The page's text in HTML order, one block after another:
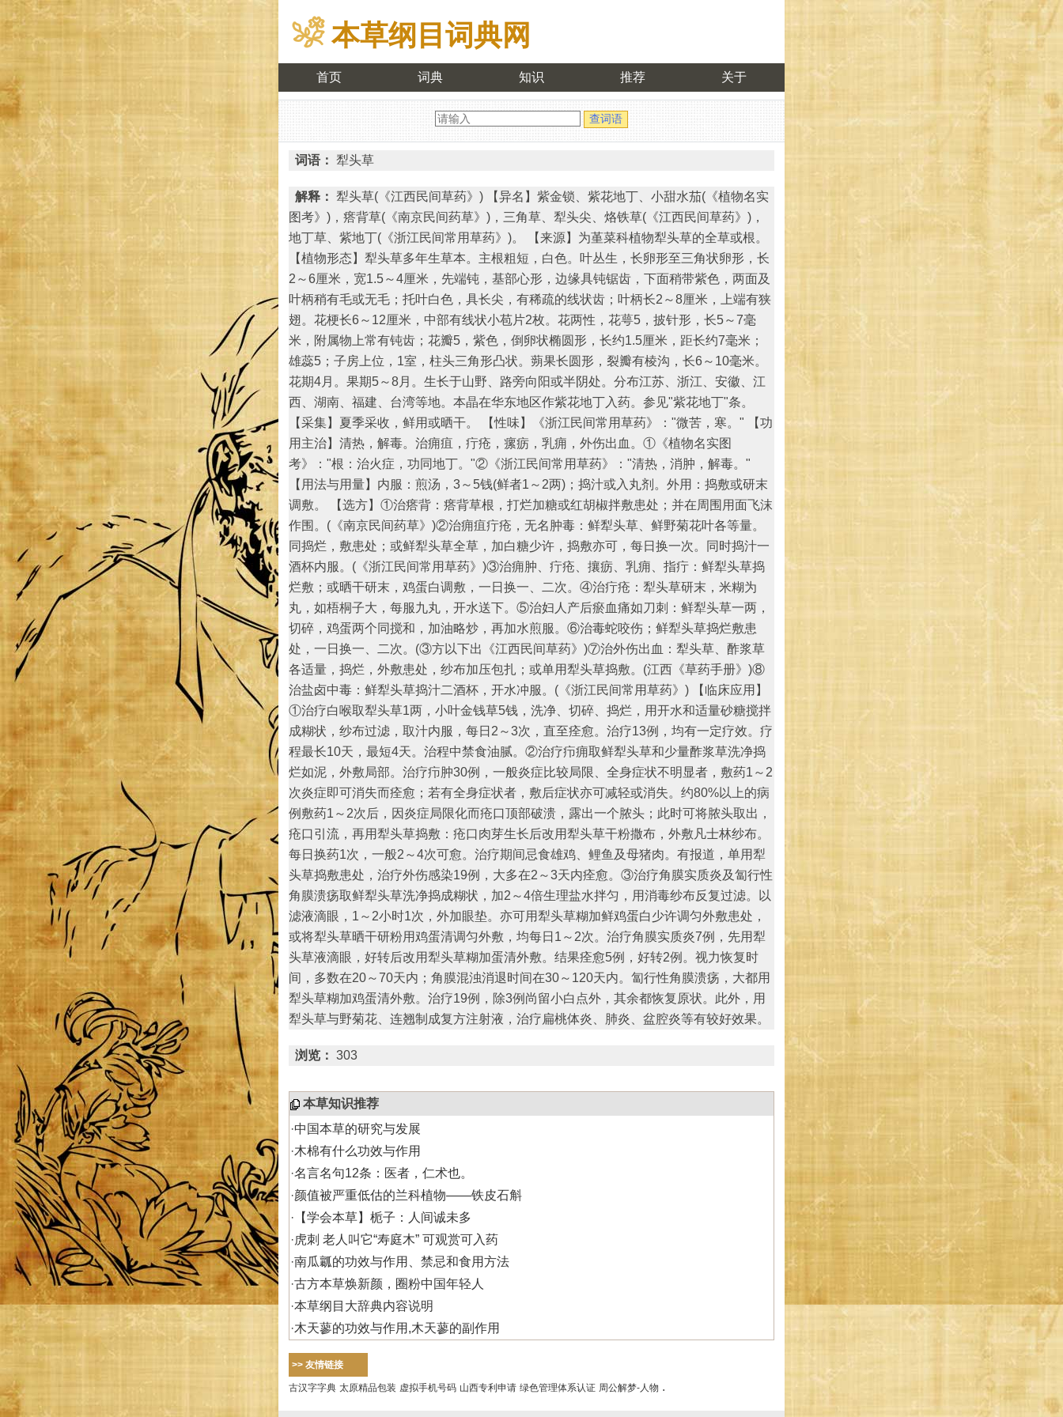
本草纲目词典网
首页 词典 知识 推荐 关于
词语： 犁头草
解释： 犁头草(《江西民间草药》) 【异名】紫金锁、紫花地丁、小甜水茄(《植物名实
图考》)，瘩背草(《南京民间药草》)，三角草、犁头尖、烙铁草(《江西民间草药》)，
地丁草、紫地丁(《浙江民间常用草药》)。 【来源】为堇菜科植物犁头草的全草或根。
【植物形态】犁头草多年生草本。主根粗短，白色。叶丛生，长卵形至三角状卵形，长
2～6厘米，宽1.5～4厘米，先端钝，基部心形，边缘具钝锯齿，下面稍带紫色，两面及
叶柄稍有毛或无毛；托叶白色，具长尖，有稀疏的线状齿；叶柄长2～8厘米，上端有狭
翅。花梗长6～12厘米，中部有线状小苞片2枚。花两性，花萼5，披针形，长5～7毫
米，附属物上常有钝齿；花瓣5，紫色，倒卵状椭圆形，长约1.5厘米，距长约7毫米；
雄蕊5；子房上位，1室，柱头三角形凸状。蒴果长圆形，裂瓣有棱沟，长6～10毫米。
花期4月。果期5～8月。生长于山野、路旁向阳或半阴处。分布江苏、浙江、安徽、江
西、湖南、福建、台湾等地。本晶在华东地区作紫花地丁入药。参见"紫花地丁"条。
【采集】夏季采收，鲜用或晒干。 【性味】《浙江民间常用草药》："微苦，寒。" 【功
用主治】清热，解毒。治痈疽，疔疮，瘰疬，乳痈，外伤出血。①《植物名实图
考》："根：治火症，功同地丁。"②《浙江民间常用草药》："清热，消肿，解毒。"
【用法与用量】内服：煎汤，3～5钱(鲜者1～2两)；捣汁或入丸剂。外用：捣敷或研末
调敷。 【选方】①治瘩背：瘩背草根，打烂加糖或红胡椒拌敷患处；并在周围用面飞沫
作围。(《南京民间药草》)②治痈疽疔疮，无名肿毒：鲜犁头草、鲜野菊花叶各等量。
同捣烂，敷患处；或鲜犁头草全草，加白糖少许，捣敷亦可，每日换一次。同时捣汁一
酒杯内服。(《浙江民间常用草药》)③治痈肿、疔疮、攘疬、乳痈、指疔：鲜犁头草捣
烂敷；或晒干研末，鸡蛋白调敷，一日换一、二次。④治疔疮：犁头草研末，米糊为
丸，如梧桐子大，每服九丸，开水送下。⑤治妇人产后瘀血痛如刀刺：鲜犁头草一两，
切碎，鸡蛋两个同搅和，加油略炒，再加水煎服。⑥治毒蛇咬伤；鲜犁头草捣烂敷患
处，一日换一、二次。(③方以下出《江西民间草药》)⑦治外伤出血：犁头草、酢浆草
各适量，捣烂，外敷患处，纱布加压包扎；或单用犁头草捣敷。(江西《草药手册》)⑧
治盐卤中毒：鲜犁头草捣汁二酒杯，开水冲服。(《浙江民间常用草药》) 【临床应用】
①治疗白喉取犁头草1两，小叶金钱草5钱，洗净、切碎、捣烂，用开水和适量砂糖搅拌
成糊状，纱布过滤，取汁内服，每日2～3次，直至痊愈。治疗13例，均有一定疗效。疗
程最长10天，最短4天。治程中禁食油腻。②治疗疖痈取鲜犁头草和少量酢浆草洗净捣
烂如泥，外敷局部。治疗疖肿30例，一般炎症比较局限、全身症状不明显者，敷药1～2
次炎症即可消失而痊愈；若有全身症状者，敷后症状亦可减轻或消失。约80%以上的病
例敷药1～2次后，因炎症局限化而疮口顶部破溃，露出一个脓头；此时可将脓头取出，
疮口引流，再用犁头草捣敷：疮口肉芽生长后改用犁头草干粉撒布，外敷凡士林纱布。
每日换药1次，一般2～4次可愈。治疗期间忌食雄鸡、鲤鱼及母猪肉。有报道，单用犁
头草捣敷患处，治疗外伤感染19例，大多在2～3天内痊愈。③治疗角膜实质炎及匐行性
角膜溃疡取鲜犁头草洗净捣成糊状，加2～4倍生理盐水拌匀，用消毒纱布反复过滤。以
滤液滴眼，1～2小时1次，外加眼垫。亦可用犁头草糊加鲜鸡蛋白少许调匀外敷患处，
或将犁头草晒干研粉用鸡蛋清调匀外敷，均每日1～2次。治疗角膜实质炎7例，先用犁
头草液滴眼，好转后改用犁头草糊加蛋清外敷。结果痊愈5例，好转2例。视力恢复时
间，多数在20～70天内；角膜混浊消退时间在30～120天内。匐行性角膜溃疡，大都用
犁头草糊加鸡蛋清外敷。治疗19例，除3例尚留小白点外，其余都恢复原状。此外，用
犁头草与野菊花、连翘制成复方注射液，治疗扁桃体炎、肺炎、盆腔炎等有较好效果。
浏览： 303
本草知识推荐
·中国本草的研究与发展
·木棉有什么功效与作用
·名言名句12条：医者，仁术也。
·颜值被严重低估的兰科植物——铁皮石斛
· 【学会本草】栀子：人间诚未多
·虎刺 老人叫它“寿庭木” 可观赏可入药
·南瓜瓤的功效与作用、禁忌和食用方法
·古方本草焕新颜，圈粉中国年轻人
·本草纲目大辞典内容说明
·木天蓼的功效与作用,木天蓼的副作用
>> 友情链接
古汉字字典 太原精品包装 虚拟手机号码 山西专利申请 绿色管理体系认证 周公解梦-人物 .